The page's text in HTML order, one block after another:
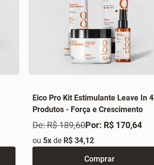
Eico Pro Kit Estimulante Leave In 4
Produtos - Força e Crescimento
De: R$ 189,60Por: R$ 170,64
ou 5x de R$ 34,12
Comprar